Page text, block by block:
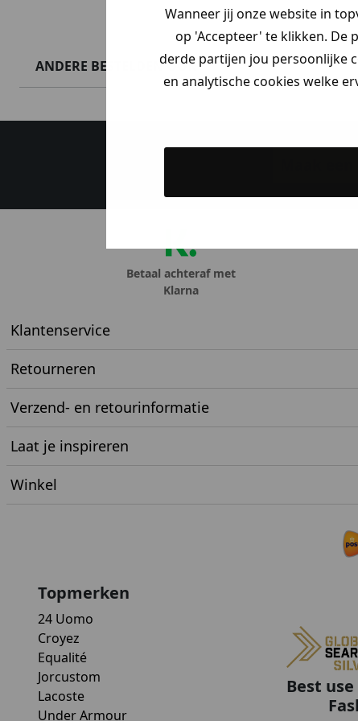
Wanneer jij onze website in
op 'Accepteer' te klikken. De
derde partijen jou persoonlijke
en analytische cookies welke
ANDERE BESTELDEN OOK
Maak
Betaal achteraf met
Klarna
Klantenservice
Retourneren
Verzend- en retourinformatie
Laat je inspireren
Winkel
Topmerken
24 Uomo
Croyez
Equalité
Jorcustom
Lacoste
Under Armour
Best